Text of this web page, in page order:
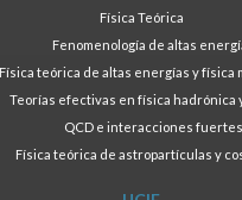
Física Teórica
Fenomenología de altas
Física teórica de altas energías y física
Teorías efectivas en física hadrónica
QCD e interacciones fuertes
Física teórica de astropartículas y